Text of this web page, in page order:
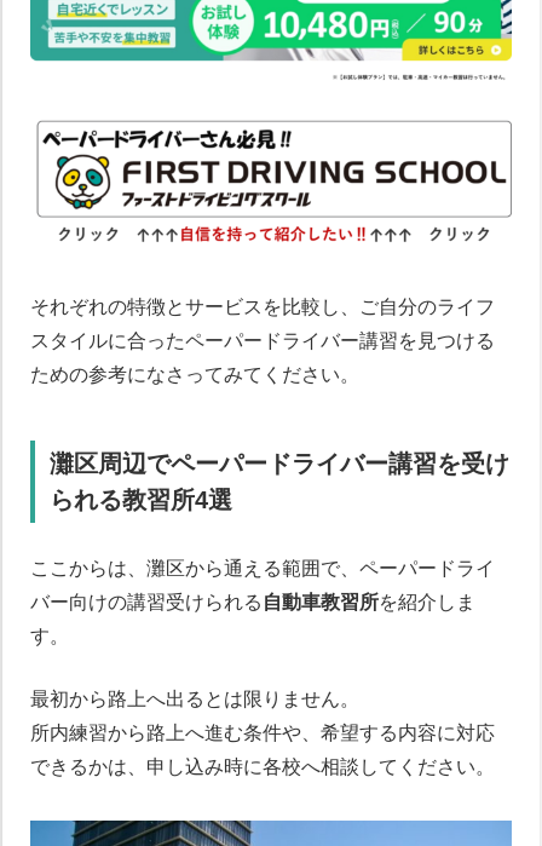
それぞれの特徴とサービスを比較し、ご自分のライフ
スタイルに合ったペーパードライバー講習を見つける
ための参考になさってみてください。
灘区周辺でペーパードライバー講習を受け
られる教習所4選
ここからは、灘区から通える範囲で、ペーパードライ
バー向けの講習受けられる 自動車教習所を紹介しま
す。
最初から路上へ出るとは限りません。
所内練習から路上へ進む条件や、希望する内容に対応
できるかは、申し込み時に各校へ相談してください。